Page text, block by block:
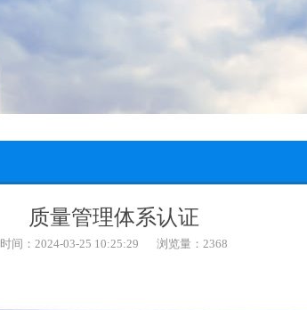
质量管理体系认证
时间：2024-03-25 10:25:29 浏览量： 2368